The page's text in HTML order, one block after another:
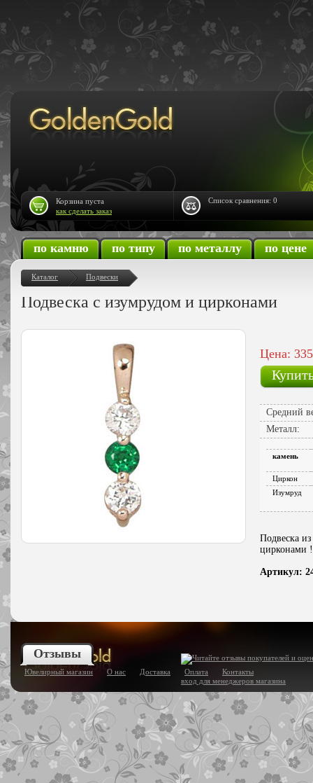
по камню по типу по металлу по цене
Каталог Подвески
Подвеска с изумрудом и цирконами
Цена:
Средний
Металл:
камень
Циркон
Изумруд
Подвеска
цирконами
Артикул:
Отзывы
Ювелирный магазин О нас Доставка Оплата
Контакты
вход для менеджеров магазина
Корзина пуста
как сделать заказ
Список сравнения: 0